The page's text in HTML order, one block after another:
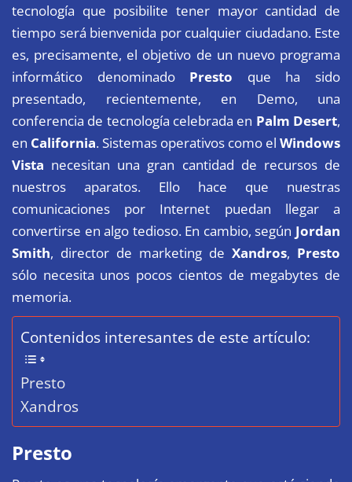
tecnología que posibilite tener mayor cantidad de
tiempo será bienvenida por cualquier ciudadano. Este
es, precisamente, el objetivo de un nuevo programa
informático denominado Presto que ha sido
presentado, recientemente, en Demo, una
conferencia de tecnología celebrada en Palm Desert,
en California. Sistemas operativos como el Windows
Vista necesitan una gran cantidad de recursos de
nuestros aparatos. Ello hace que nuestras
comunicaciones por Internet puedan llegar a
convertirse en algo tedioso. En cambio, según Jordan
Smith, director de marketing de Xandros, Presto
sólo necesita unos pocos cientos de megabytes de
memoria.
Contenidos interesantes de este artículo:
Presto
Xandros
Presto